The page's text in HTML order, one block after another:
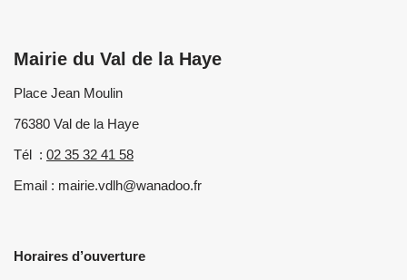
Mairie du Val de la Haye
Place Jean Moulin
76380 Val de la Haye
Tél : 02 35 32 41 58
Email : mairie.vdlh@wanadoo.fr
Horaires d’ouverture